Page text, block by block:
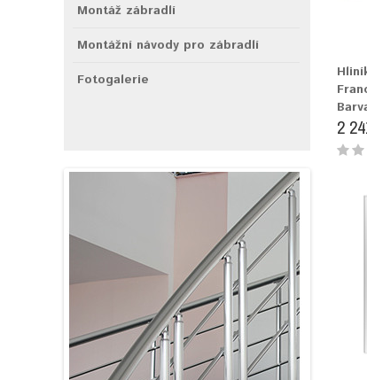
Montáž zábradlí
Montážní návody pro zábradlí
Fotogalerie
2